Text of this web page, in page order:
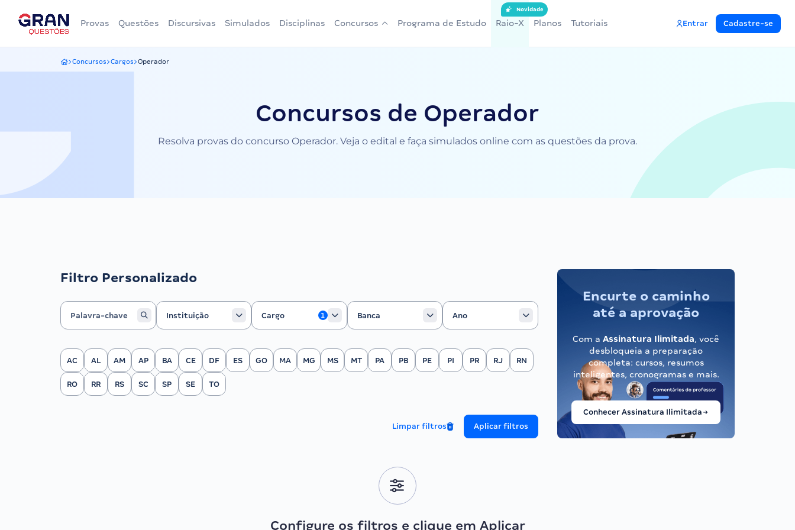
Provas Questões Discursivas Simulados Disciplinas Concursos Programa de Estudo Raio-X
Novidade
Planos Tutoriais Entrar Cadastre-se
Gran Questões
Concursos Cargos Operador
Concursos de Operador
Resolva provas do concurso Operador. Veja o edital e faça simulados online com as questões da prova.
Filtro Personalizado
Instituição
Instituição
Cargo
Cargo
1
Banca
Banca
Ano
Ano
Filtrar por Estado
AC AL AM AP BA CE DF ES GO MA MG MS MT PA PB PE PI PR RJ RN
RO RR RS SC SP SE TO
Limpar filtros Aplicar filtros
Encurte o caminho
até a aprovação
Com a Assinatura Ilimitada, você
desbloqueia a preparação
completa: cursos, resumos
inteligentes, cronogramas e mais.
Conhecer Assinatura Ilimitada
Configure os filtros e clique em Aplicar